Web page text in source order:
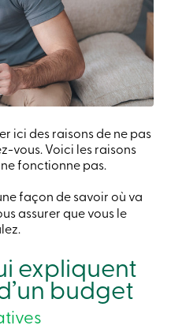
ici des raisons de ne pas
vous. Voici les raisons
fonctionne pas.
façon de savoir où va
assurer que vous le
expliquent
budget